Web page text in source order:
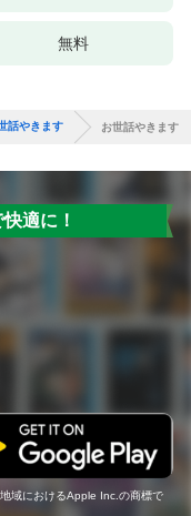
無料
話やきます お世話やきます
適に！
域におけるApple Inc.の商標で